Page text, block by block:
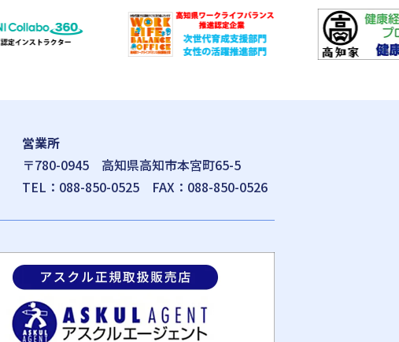
営業所
〒780-0945高知県高知市本宮町65-5
TEL： 088-850-0525 FAX：088-850-0526